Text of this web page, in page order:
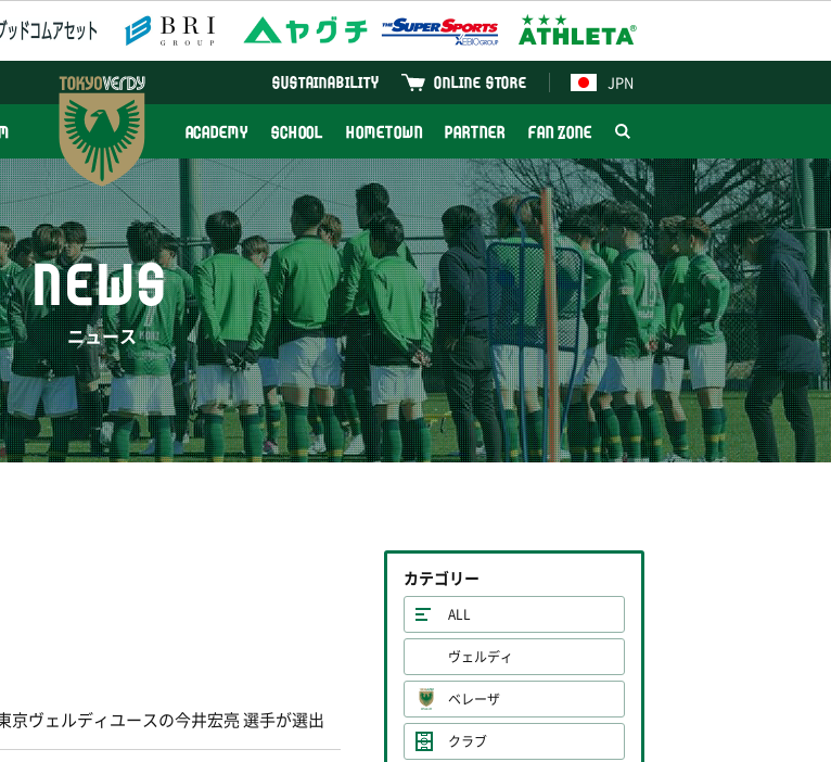
JPN
ONLINE STORE
SUSTAINABILITY
ACADEMY SCHOOL HOMETOWN PARTNER FAN ZONE
NEWS
ニュース
京ヴェルディユースの今井宏亮 選手が選出
カテゴリー
ALL
ヴェルディ
ベレーザ
クラブ